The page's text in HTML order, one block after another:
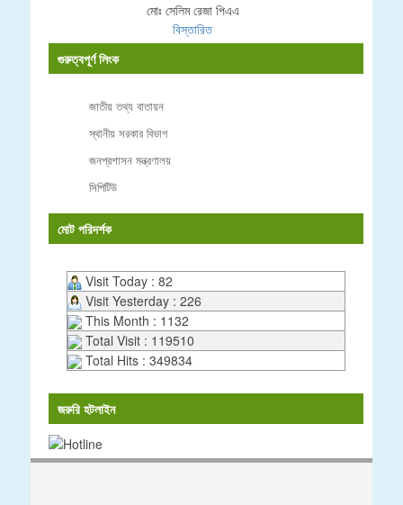
মোঃ সেলিম রেজা পিএএ
বিস্তারিত
গুরুত্বপূর্ণ লিংক
জাতীয় তথ্য বাতায়ন
স্থানীয় সরকার বিভাগ
জনপ্রশাসন মন্ত্রণালয়
সিপিটিউ
মোট পরিদর্শক
Visit Today : 82
Visit Yesterday : 226
This Month : 1132
Total Visit : 119510
Total Hits : 349834
জরুরি হটলাইন